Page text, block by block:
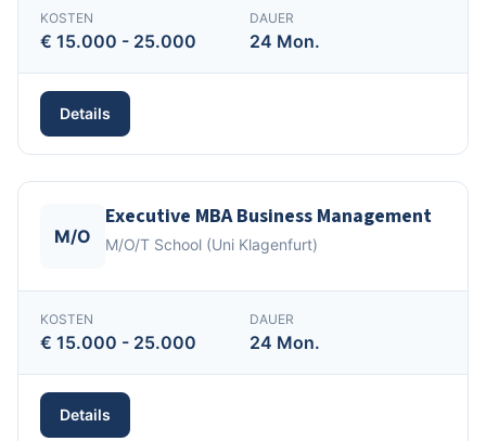
KOSTEN
€ 15.000 - 25.000
DAUER
24 Mon.
Details
M/O
Executive MBA Business Management
M/O/T School (Uni Klagenfurt)
KOSTEN
€ 15.000 - 25.000
DAUER
24 Mon.
Details